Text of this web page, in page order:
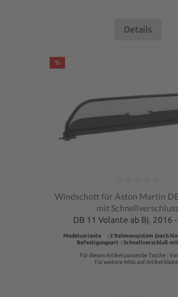
Details
%
Durchschnittliche Bewertung
Windschott für Aston Martin
mit Schnellverschluss
DB 11 Volante ab Bj. 2016
Modelvariante : 2 Rahmensystem (nach
Befestigungsart : Schnellverschluß
Für diesen Artikel passende Tasche :
Für weitere Infos auf Artikel